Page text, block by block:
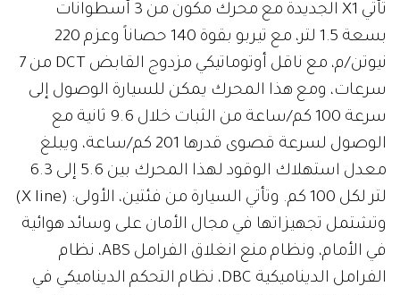
تأتي X1 الجديدة مع محرك مكون من 3 أسطوانات
بسعة 1.5 لتر، مع تيربو بقوة 140 حصاناً وعزم 220
نيوتن/م، مع ناقل أوتوماتيكي مزدوج القابض DCT من 7
سرعات، ومع هذا المحرك يمكن للسيارة الوصول إلى
سرعة 100 كم/ساعة من الثبات خلال 9.6 ثانية مع
الوصول لسرعة قصوى قدرها 201 كم/ساعة، ويبلغ
معدل استهلاك الوقود لهذا المحرك بين 5.6 إلى 6.3
لتر لكل 100 كم. وتأتي السيارة من فئتين، الأولى: (X line)
وتشتمل تجهيزاتها في مجال الأمان على وسائد هوائية
في الأمام، ونظام منع انغلاق الفرامل ABS، نظام
الفرامل الديناميكية DBC، نظام التحكم الديناميكي في